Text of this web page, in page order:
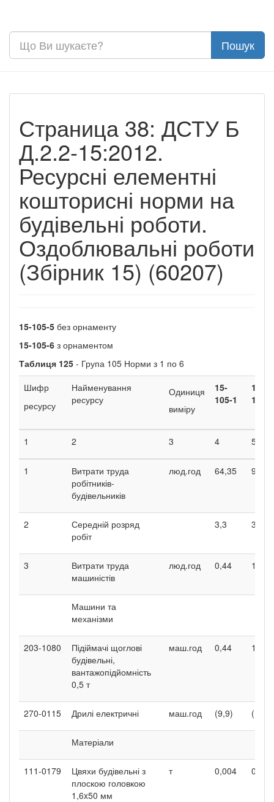
Страница 38: ДСТУ Б
Д.2.2-15:2012.
Ресурсні елементні
кошторисні норми на
будівельні роботи.
Оздоблювальні роботи
(Збірник 15) (60207)
15-105-5 без орнаменту
15-105-6 з орнаментом
Таблиця 125 - Група 105 Норми з 1 по 6
Шифр
ресурсу
Найменування
ресурсу
Одиниця
виміру
15-
105-1
15-
105-2
1 2 3 4 5
1
Витрати труда
робітників-
будівельників
люд.год 64,35 98,7
2
Середній розряд
робіт
3,3 3,3
3
Витрати труда
машиністів
люд.год 0,44 1,12
Машини та
механізми
203-1080
Підіймачі щоглові
будівельні,
вантажопідйомність
0,5 т
маш.год 0,44 1,12
270-0115 Дрилі електричні маш.год (9,9)
Матеріали
111-0179
Цвяхи будівельні з
плоскою головкою
1,6x50 мм
т 0,004 0,006